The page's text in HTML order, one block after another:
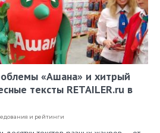
«Ашана» и хитрый
тексты RETAILER.ru в
и рейтинги